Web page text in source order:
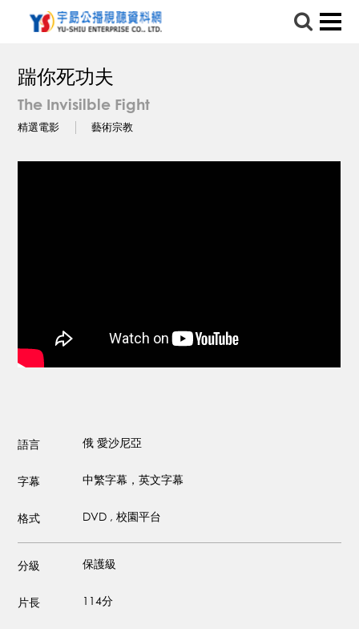
踹你死功夫
The Invisilble Fight
精選電影 藝術宗教
語言 俄 愛沙尼亞
字幕 中繁字幕，英文字幕
格式 DVD , 校園平台
分級 保護級
片長 114分